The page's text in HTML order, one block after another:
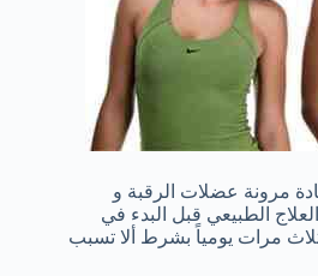
مرونة عضلات الرقبة و
الطبيعي قبل البدء في
مرات يومياً بشرط ألا تسبب